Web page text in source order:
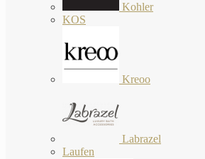
Kohler
KOS
Kreoo
Labrazel
Laufen